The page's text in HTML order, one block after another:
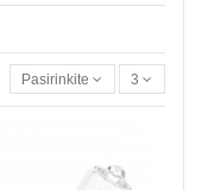
Pasirinkite 3